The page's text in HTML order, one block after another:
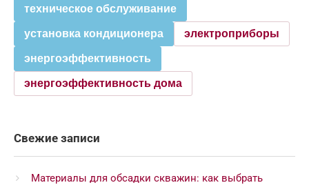
техническое обслуживание
установка кондиционера электроприборы
энергоэффективность
энергоэффективность дома
Свежие записи
Материалы для обсадки скважин: как выбрать